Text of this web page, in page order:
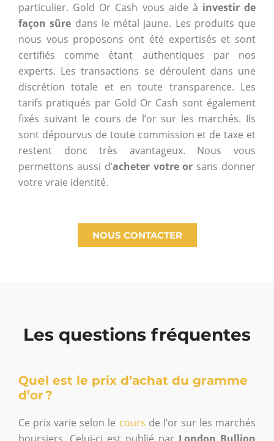
particulier. Gold Or Cash vous aide à investir de
façon sûre dans le métal jaune. Les produits que
nous vous proposons ont été expertisés et sont
certifiés comme étant authentiques par nos
experts. Les transactions se déroulent dans une
discrétion totale et en toute transparence. Les
tarifs pratiqués par Gold Or Cash sont également
fixés suivant le cours de l’or sur les marchés. Ils
sont dépourvus de toute commission et de taxe et
restent donc très avantageux. Nous vous
permettons aussi d’acheter votre or sans donner
votre vraie identité.
NOUS CONTACTER
Les questions fréquentes
Quel est le prix d’achat du gramme
d’or ?
Ce prix varie selon le cours de l’or sur les marchés